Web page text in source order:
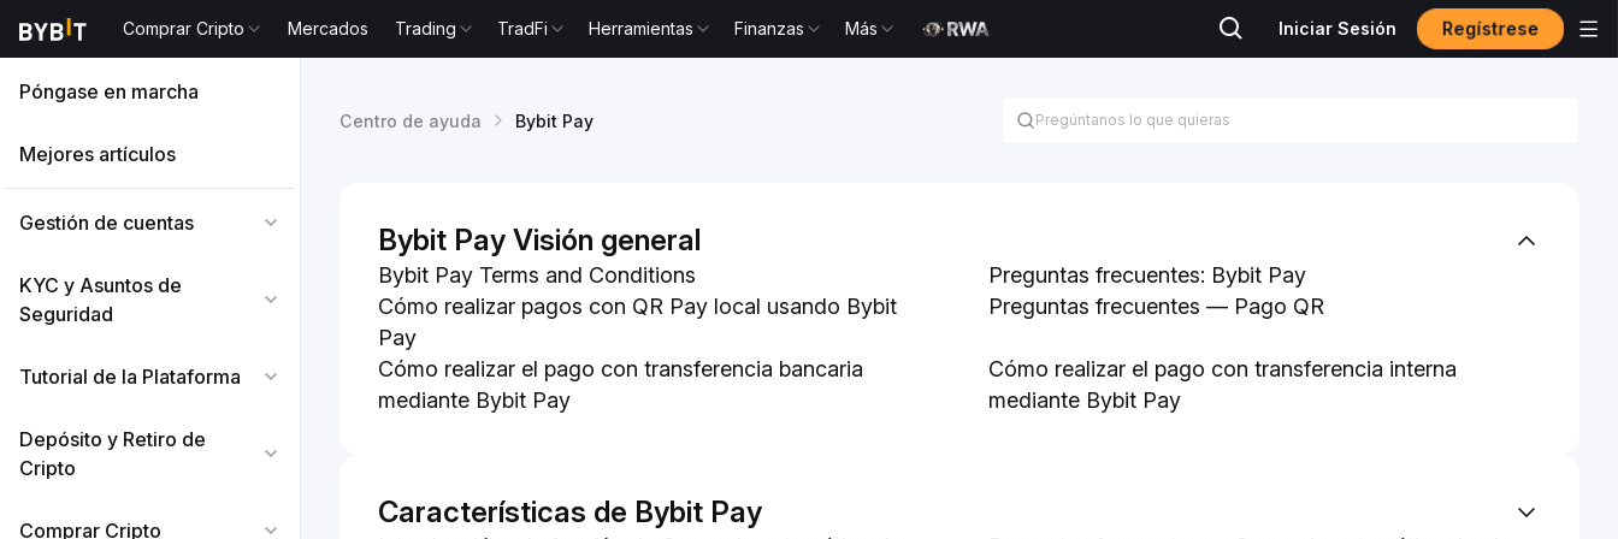
Comprar Cripto Mercados Trading TradFi Herramientas Finanzas Más Iniciar Sesión Regístrese
Póngase en marcha
Mejores artículos
Gestión de cuentas
KYC y Asuntos de
Seguridad
Tutorial de la Plataforma
Depósito y Retiro de
Cripto
Comprar Cripto
Centro de ayuda Bybit Pay
Bybit Pay Visión general
Bybit Pay Terms and Conditions
Preguntas frecuentes: Bybit Pay
Cómo realizar pagos con QR Pay local usando Bybit
Pay
Preguntas frecuentes — Pago QR
Cómo realizar el pago con transferencia bancaria
mediante Bybit Pay
Cómo realizar el pago con transferencia interna
mediante Bybit Pay
Características de Bybit Pay